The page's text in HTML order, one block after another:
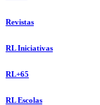
Revistas
RL Iniciativas
RL+65
RL Escolas